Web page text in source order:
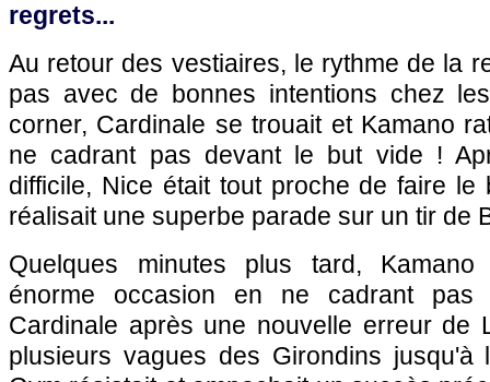
regrets...
Au retour des vestiaires, le rythme de la
pas avec de bonnes intentions chez
corner, Cardinale se trouait et Kamano
ne cadrant pas devant le but vide !
difficile, Nice était tout proche de faire le
réalisait une superbe parade sur un tir de
Quelques minutes plus tard,
énorme occasion en ne cadrant pas
Cardinale après une nouvelle erreur de
plusieurs vagues des Girondins